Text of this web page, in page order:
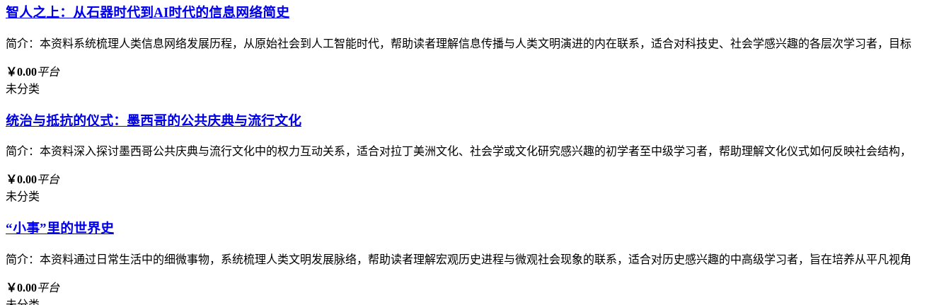
智人之上：从石器时代到AI时代的信息网络简史
简介：本资料系统梳理人类信息网络发展历程，从原始社会到人工智能时代，帮助读者理解信息传播与人类文明演进的内在联系，适合对科技史、社会学感兴趣的各层次学习者，目标
￥0.00平台
未分类
统治与抵抗的仪式：墨西哥的公共庆典与流行文化
简介：本资料深入探讨墨西哥公共庆典与流行文化中的权力互动关系，适合对拉丁美洲文化、社会学或文化研究感兴趣的初学者至中级学习者，帮助理解文化仪式如何反映社会结构，
￥0.00平台
未分类
“小事”里的世界史
简介：本资料通过日常生活中的细微事物，系统梳理人类文明发展脉络，帮助读者理解宏观历史进程与微观社会现象的联系，适合对历史感兴趣的中高级学习者，旨在培养从平凡视角
￥0.00平台